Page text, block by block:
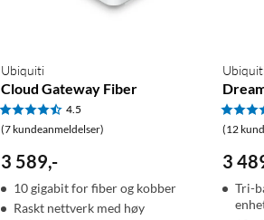
Ubiquiti
Cloud Gateway Fiber
4.5
(7 kundeanmeldelser)
3 589,-
10 gigabit for fiber og kobber
Raskt nettverk med høy
(12
3
Tri-